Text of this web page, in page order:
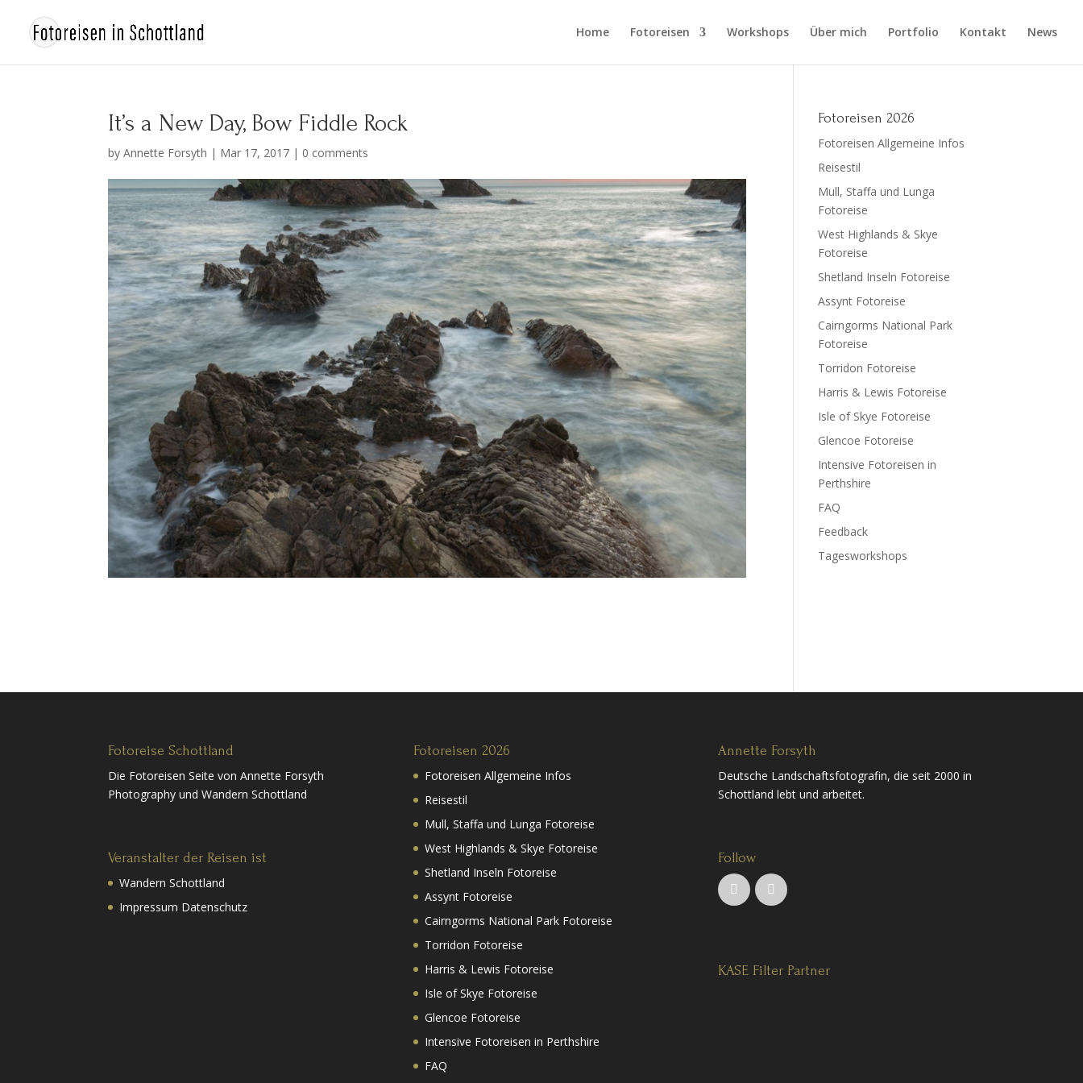
Home Fotoreisen Workshops Über mich Portfolio Kontakt News
It’s a New Day, Bow Fiddle Rock
byAnnette Forsyth | Mar 17, 2017 | 0 comments
Fotoreisen 2026
Fotoreisen Allgemeine Infos
Reisestil
Mull, Staffa und Lunga
Fotoreise
West Highlands & Skye
Fotoreise
Shetland Inseln Fotoreise
Assynt Fotoreise
Cairngorms National Park
Fotoreise
Torridon Fotoreise
Harris & Lewis Fotoreise
Isle of Skye Fotoreise
Glencoe Fotoreise
Intensive Fotoreisen in
Perthshire
FAQ
Feedback
Tagesworkshops
Fotoreise Schottland
Die Fotoreisen Seite von Annette Forsyth
Photography und Wandern Schottland
Veranstalter der Reisen ist
Wandern Schottland
Impressum Datenschutz
Fotoreisen 2026
Fotoreisen Allgemeine Infos
Reisestil
Mull, Staffa und Lunga Fotoreise
West Highlands & Skye Fotoreise
Shetland Inseln Fotoreise
Assynt Fotoreise
Cairngorms National Park Fotoreise
Torridon Fotoreise
Harris & Lewis Fotoreise
Isle of Skye Fotoreise
Glencoe Fotoreise
Intensive Fotoreisen in Perthshire
FAQ
Annette Forsyth
Deutsche Landschaftsfotografin, die seit 2000 in
Schottland lebt und arbeitet.
Follow
KASE Filter Partner